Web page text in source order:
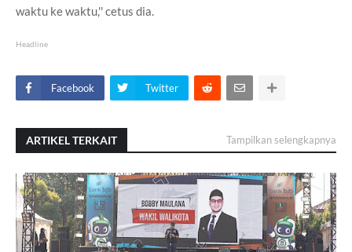
waktu ke waktu,'' cetus dia.
Headline
Facebook Twitter
ARTIKEL TERKAIT Tampilkan selengkapnya